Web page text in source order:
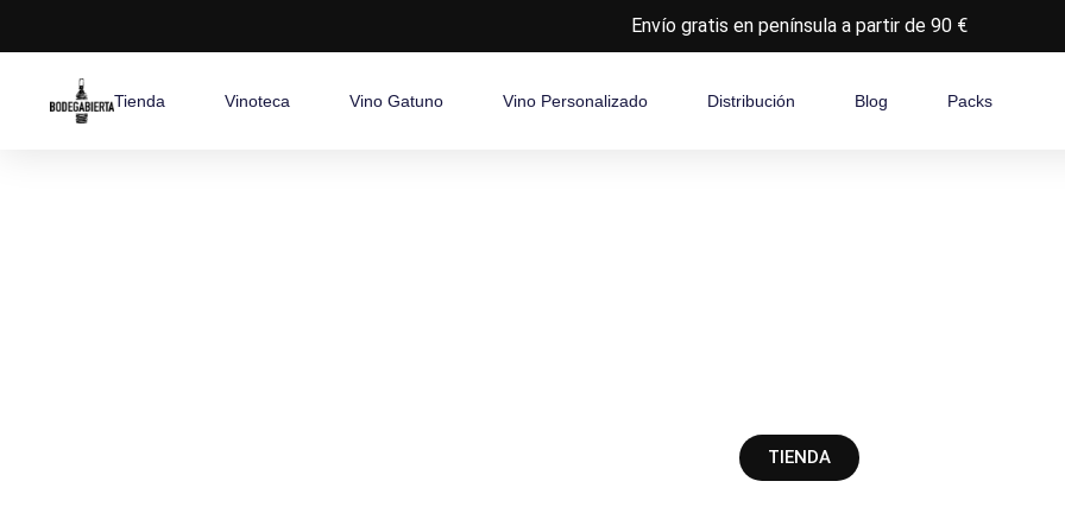
Envío gratis en península a partir de 90 €
Tienda Vinoteca Vino Gatuno Vino Personalizado Distribución Blog Packs
TIENDA